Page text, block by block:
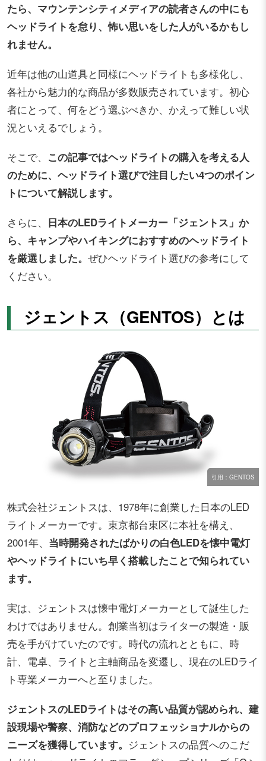
たら、マウンテンシティメディアの読者さんの中にも
ヘッドライトを怠り、怖い思いをした人がいるかもし
れません。
近年は他の山道具と同様にヘッドライトも多様化し、
各社から魅力的な商品が多数販売されています。初心
者にとって、何をどう選ぶべきか、かえって難しい状
況といえるでしょう。
そこで、 この記事ではヘッドライトの購入を考える人
のために、ヘッドライト選びで注目したい4つのポイン
トについて解説します。
さらに、 日本のLEDライトメーカー「ジェントス」か
ら、キャンプやハイキングにおすすめのヘッドライト
を厳選しました。 ぜひヘッドライト選びの参考にして
ください。
ジェントス（GENTOS）とは
引用：GENTOS
株式会社ジェントスは、1978年に創業した日本のLED
ライトメーカーです。東京都台東区に本社を構え、
2001年、 当時開発されたばかりの白色LEDを懐中電灯
やヘッドライトにいち早く搭載したことで知られてい
ます。
実は、ジェントスは懐中電灯メーカーとして誕生した
わけではありません。創業当初はライターの製造・販
売を手がけていたのです。時代の流れとともに、時
計、電卓、ライトと主軸商品を変遷し、現在のLEDライ
ト専業メーカーへと至りました。
ジェントスのLEDライトはその高い品質が認められ、建
設現場や警察、消防などのプロフェッショナルからの
ニーズを獲得しています。 ジェントスの品質へのこだ